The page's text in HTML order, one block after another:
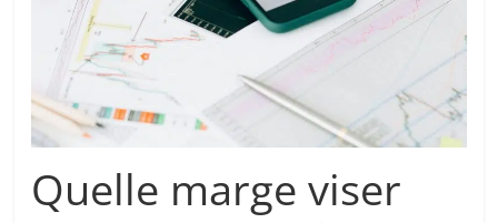
Quelle marge viser